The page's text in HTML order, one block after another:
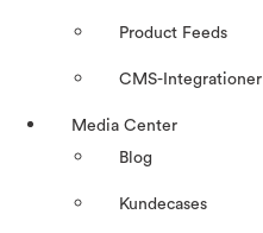
Product Feeds
CMS-Integrationer
Media Center
Blog
Kundecases